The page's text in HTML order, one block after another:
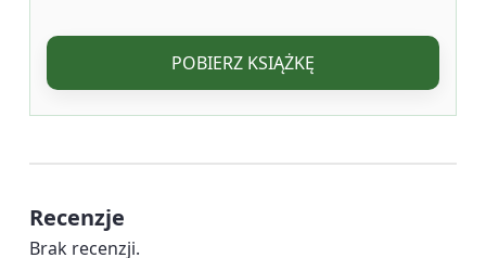
POBIERZ KSIĄŻKĘ
Recenzje
Brak recenzji.